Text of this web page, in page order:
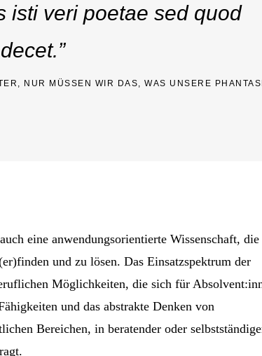
isti veri poetae sed quod
NUR MÜSSEN WIR DAS, WAS UNSERE
eine anwendungsorientierte Wissenschaft, die
und zu lösen. Das Einsatzspektrum der
Möglichkeiten, die sich für
und das abstrakte Denken von
Bereichen, in beratender oder